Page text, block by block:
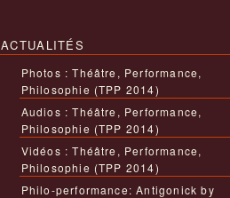
ACTUALITÉS
Photos : Théâtre, Performance,
Philosophie (TPP 2014)
Audios : Théâtre, Performance,
Philosophie (TPP 2014)
Vidéos : Théâtre, Performance,
Philosophie (TPP 2014)
Philo-performance: Antigonick by